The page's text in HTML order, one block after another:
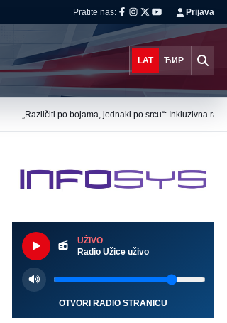
Pratite nas: Prijava
LAT ЋИР
„Različiti po bojama, jednaki po srcu“: Inkluzivna
UŽIVO
Radio Užice uživo
OTVORI RADIO STRANICU